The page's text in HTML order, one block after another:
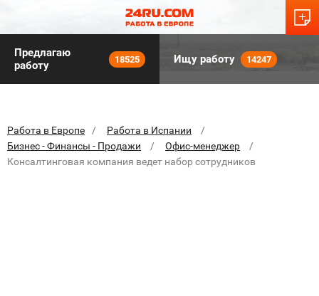
Предлагаю
работу
18525 Ищу работу 14247
Работа в Европе
Работа в Испании
Бизнес - Финансы - Продажи
Офис-менеджер
Консалтинговая компания ведет набор сотрудников